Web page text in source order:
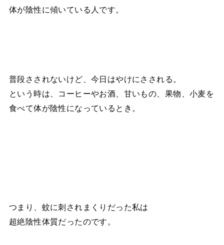
体が陰性に傾いている人です。
普段さされないけど、今日はやけにさされる。
という時は、コーヒーやお酒、甘いもの、果物、小麦を
食べて体が陰性になっているとき。
つまり、蚊に刺されまくりだった私は
超絶陰性体質だったのです。